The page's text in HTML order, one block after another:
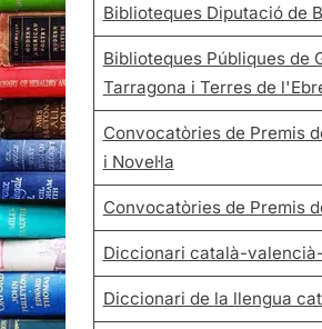
Biblioteques Diputació de
Biblioteques Públiques de
Tarragona i Terres de
Convocatòries de Premis
i Novel·la
Convocatòries de Premis
Diccionari català-
Diccionari de la llengua